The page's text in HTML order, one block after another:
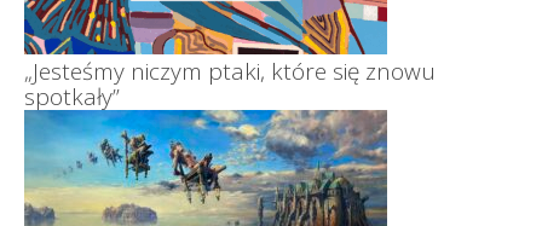
„Jesteśmy niczym ptaki, które się znowu
spotkały”